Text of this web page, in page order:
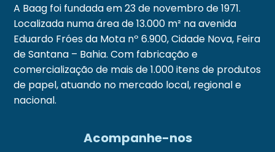
A Baag foi fundada em 23 de novembro de 1971.
Localizada numa área de 13.000 m² na avenida
Eduardo Fróes da Mota nº 6.900, Cidade Nova, Feira
de Santana – Bahia. Com fabricação e
comercialização de mais de 1.000 itens de produtos
de papel, atuando no mercado local, regional e
nacional.
Acompanhe-nos